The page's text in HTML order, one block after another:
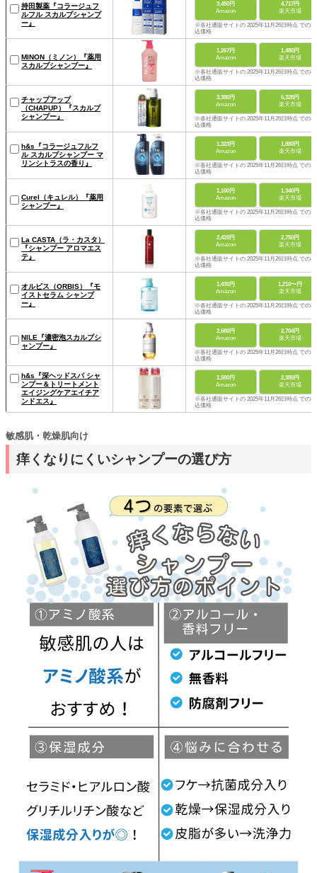
持田製薬『コラージュフ
ルフル スカルプシャンプ
ー』
3,450円
Amazon
4,717円
楽天市場
※各社通販サイトの 2025年11月26日時点 での税
込価格
MINON（ミノン）『薬用
スカルプシャンプー』
1,267円
Amazon
1,480円
楽天市場
※各社通販サイトの 2025年11月26日時点 での税
込価格
チャップアップ
（CHAPUP）『スカルプ
シャンプー』
3,380円
Amazon
6,328円
楽天市場
※各社通販サイトの 2025年11月26日時点 での税
込価格
h&s『コラージュフルフ
ル スカルプシャンプー マ
リンシトラスの香り』
1,323円
Amazon
1,880円
楽天市場
※各社通販サイトの 2025年11月26日時点 での税
込価格
Curel（キュレル）『薬用
シャンプー』
1,100円
Amazon
1,340円
楽天市場
※各社通販サイトの 2025年11月26日時点 での税
込価格
La CASTA（ラ・カスタ）
『シャンプー アロマエス
テ』
2,420円
Amazon
2,750円
楽天市場
※各社通販サイトの 2025年11月26日時点 での税
込価格
オルビス（ORBIS）『モ
イストセラム シャンプ
ー』
1,430円
Amazon
1,210〜円
楽天市場
※各社通販サイトの 2025年11月26日時点 での税
込価格
NILE『濃密泡スカルプシ
ャンプー』
2,680円
Amazon
2,704円
楽天市場
※各社通販サイトの 2025年11月26日時点 での税
込価格
h&s『深ヘッドスパ シャ
ンプー＆トリートメント
エイジングケアエイチア
ンドエス』
1,590円
Amazon
2,380円
楽天市場
※各社通販サイトの 2025年11月26日時点 での税
込価格
痒くなりにくいシャンプーの選び方
敏感肌・乾燥肌向け